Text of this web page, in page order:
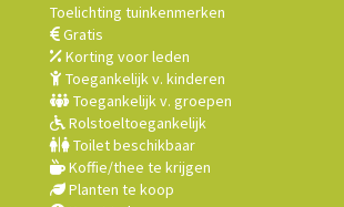
Toelichting tuinkenmerken
Gratis
Korting voor leden
Toegankelijk v. kinderen
Toegankelijk v. groepen
Rolstoeltoegankelijk
Toilet beschikbaar
Koffie/thee te krijgen
Planten te koop